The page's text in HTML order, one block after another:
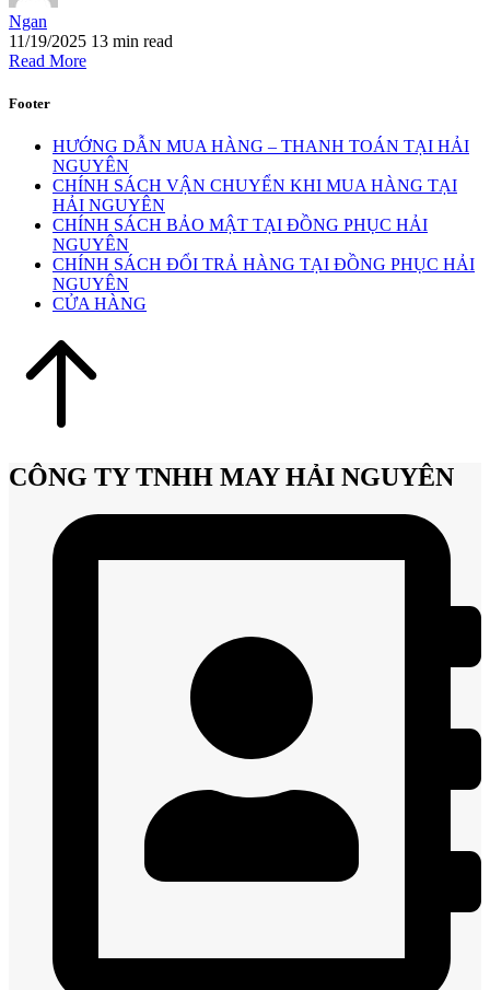
Ngan
11/19/2025 13 min read
Read More
Footer
HƯỚNG DẪN MUA HÀNG – THANH TOÁN TẠI HẢI
NGUYÊN
CHÍNH SÁCH VẬN CHUYỂN KHI MUA HÀNG TẠI
HẢI NGUYÊN
CHÍNH SÁCH BẢO MẬT TẠI ĐỒNG PHỤC HẢI
NGUYÊN
CHÍNH SÁCH ĐỔI TRẢ HÀNG TẠI ĐỒNG PHỤC HẢI
NGUYÊN
CỬA HÀNG
CÔNG TY TNHH MAY HẢI NGUYÊN